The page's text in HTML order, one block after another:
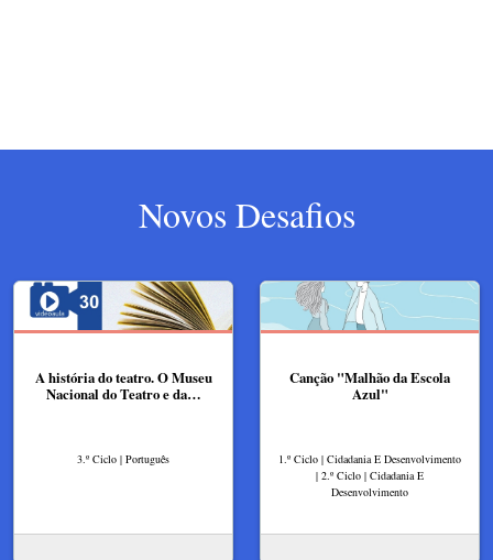
Novos Desafios
A história do teatro. O Museu
Nacional do Teatro e da…
3.º Ciclo | Português
Canção "Malhão da Escola
Azul"
1.º Ciclo | Cidadania E Desenvolvimento
| 2.º Ciclo | Cidadania E
Desenvolvimento